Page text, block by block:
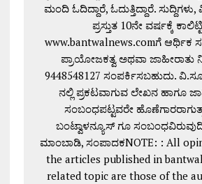
ಮಂದಿ ಓದಿದ್ದಾರೆ, ಓದುತ್ತಿದ್ದಾರೆ.
ಪ್ರಸ್ತುತ 10ನೇ ವರ್ಷಕ್ಕೆ
www.bantwalnews.comಗೆ ಆರ್ಥಿಕ
ಪ್ರಾಯೋಜಕತ್ವ ಅಥವಾ ಜಾಹೀರಾತು
9448548127 ಸಂಪರ್ಕಿಸಬಹುದು.
ನಲ್ಲಿ ಪ್ರಕಟವಾಗುವ ಲೇಖನ ಹಾಗೂ
ಸಂಬಂಧಪಟ್ಟವರೇ
ಬಂಟ್ವಾಳನ್ಯೂಸ್ ಗೂ
ಮಾಂಬಾಡಿ, ಸಂಪಾದಕNOTE: : All
the articles published in
related topic are those of the